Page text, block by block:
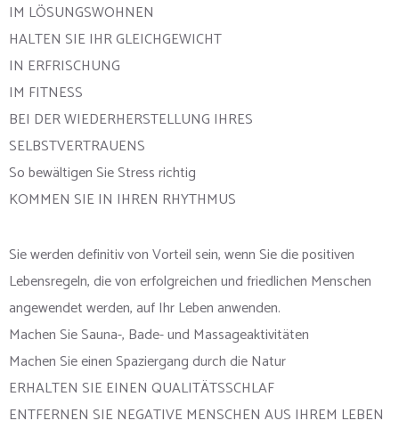
IM LÖSUNGSWOHNEN
HALTEN SIE IHR GLEICHGEWICHT
IN ERFRISCHUNG
IM FITNESS
BEI DER WIEDERHERSTELLUNG IHRES
SELBSTVERTRAUENS
So bewältigen Sie Stress richtig
KOMMEN SIE IN IHREN RHYTHMUS
Sie werden definitiv von Vorteil sein, wenn Sie die positiven
Lebensregeln, die von erfolgreichen und friedlichen Menschen
angewendet werden, auf Ihr Leben anwenden.
Machen Sie Sauna-, Bade- und Massageaktivitäten
Machen Sie einen Spaziergang durch die Natur
ERHALTEN SIE EINEN QUALITÄTSSCHLAF
ENTFERNEN SIE NEGATIVE MENSCHEN AUS IHREM LEBEN